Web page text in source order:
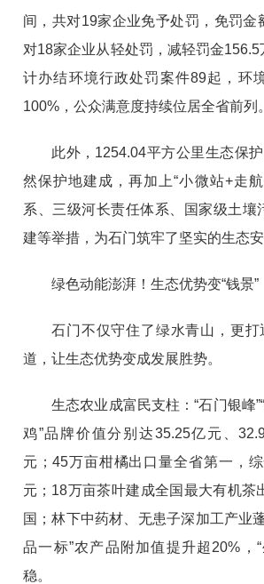
间，共对19家企业免予处罚，免罚金
对18家企业从轻处罚，减轻罚金
计办结环境行政处罚案件89起，环
100%，公众满意度持续位居全省前列。
此外，1254.04平方公里生态保
然保护地建成，再加上“小微站+走
系、三级河长责任体系、国家级土壤
建等举措，为石门筑牢了坚实的生态安
绿色动能澎湃！生态优势变“钱景”
石门不仅守住了绿水青山，更打
道，让生态优势变成发展胜势。
生态农业成富民支柱：“石门银峰
鸡”品牌价值分别达35.25亿元、
元；45万亩柑橘出口量全省第一，
元；18万亩茶叶建成全国最大有机茶
国；林下中药材、无患子深加工产业
品一标”农产品附加值提升超20%，
稳。